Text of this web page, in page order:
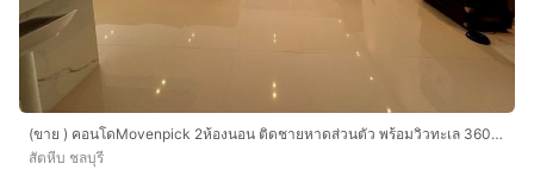
(ขาย ) คอนโดMovenpick 2ห้องนอน ติดชายหาดส่วนตัว พร้อมวิวทะเล 360องศา
สัตหีบ ชลบุรี